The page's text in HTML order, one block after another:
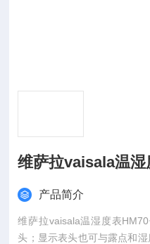
维萨拉vaisala温湿
产品简介
维萨拉vaisala温湿度表
头；显示表头也可与露点和